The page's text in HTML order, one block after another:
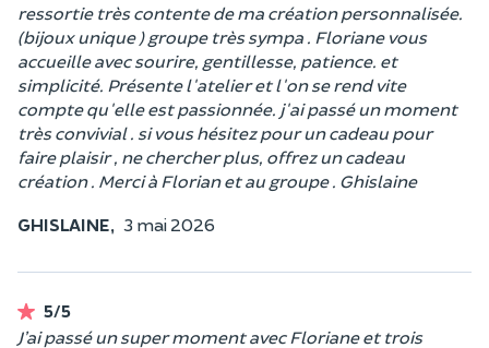
ressortie très contente de ma création personnalisée.
(bijoux unique ) groupe très sympa . Floriane vous
accueille avec sourire, gentillesse, patience. et
simplicité. Présente l'atelier et l'on se rend vite
compte qu'elle est passionnée. j'ai passé un moment
très convivial . si vous hésitez pour un cadeau pour
faire plaisir , ne chercher plus, offrez un cadeau
création . Merci à Florian et au groupe . Ghislaine
GHISLAINE, 3 mai 2026
5/5
J’ai passé un super moment avec Floriane et trois